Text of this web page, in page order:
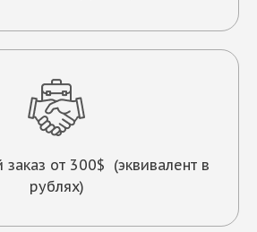
от 300$ (эквивалент в
рублях)